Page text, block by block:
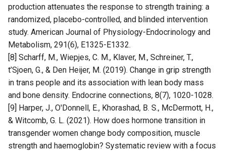
production attenuates the response to strength training: a
randomized, placebo-controlled, and blinded intervention
study. American Journal of Physiology-Endocrinology and
Metabolism, 291(6), E1325-E1332.
[8] Scharff, M., Wiepjes, C. M., Klaver, M., Schreiner, T.,
t’Sjoen, G., & Den Heijer, M. (2019). Change in grip strength
in trans people and its association with lean body mass
and bone density. Endocrine connections, 8(7), 1020-1028.
[9] Harper, J., O'Donnell, E., Khorashad, B. S., McDermott, H.,
& Witcomb, G. L. (2021). How does hormone transition in
transgender women change body composition, muscle
strength and haemoglobin? Systematic review with a focus